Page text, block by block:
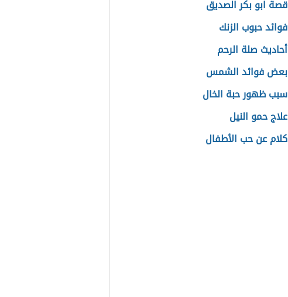
قصة ابو بكر الصديق
فوائد حبوب الزنك
أحاديث صلة الرحم
بعض فوائد الشمس
سبب ظهور حبة الخال
علاج حمو النيل
كلام عن حب الأطفال